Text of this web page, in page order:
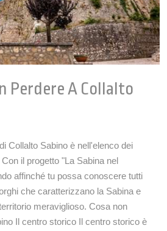
Perdere A Collalto
Collalto Sabino è nell'elenco dei
il progetto "La Sabina nel
affinché tu possa conoscere tutti
che caratterizzano la Sabina e
meraviglioso. Cosa non
Il centro storico Il centro storico è